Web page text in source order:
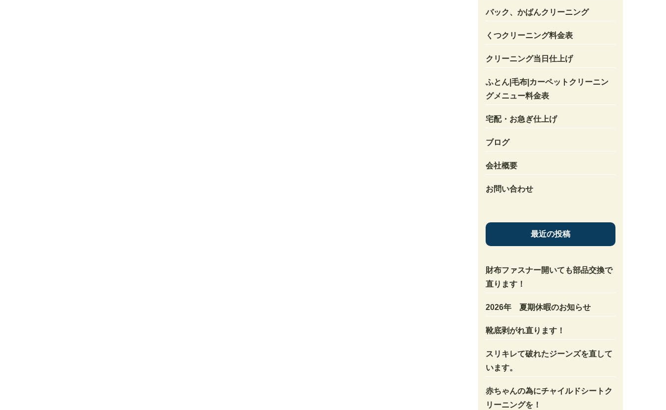
バック、かばんクリーニング
くつクリーニング料金表
クリーニング当日仕上げ
ふとん|毛布|カーペットクリーニン
グメニュー料金表
宅配・お急ぎ仕上げ
ブログ
会社概要
お問い合わせ
最近の投稿
財布ファスナー開いても部品交換で
直ります！
2026年 夏期休暇のお知らせ
靴底剥がれ直ります！
スリキレて破れたジーンズを直して
います。
赤ちゃんの為にチャイルドシートク
リーニングを！